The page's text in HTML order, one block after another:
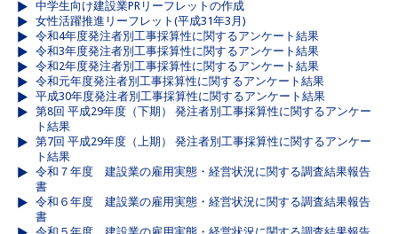
中学生向け建設業PRリーフレットの作成
女性活躍推進リーフレット(平成31年3月)
令和4年度発注者別工事採算性に関するアンケート結果
令和3年度発注者別工事採算性に関するアンケート結果
令和2年度発注者別工事採算性に関するアンケート結果
令和元年度発注者別工事採算性に関するアンケート結果
平成30年度発注者別工事採算性に関するアンケート結果
第8回 平成29年度（下期） 発注者別工事採算性に関するアンケー
ト結果
第7回 平成29年度（上期） 発注者別工事採算性に関するアンケー
ト結果
令和７年度 建設業の雇用実態・経営状況に関する調査結果報告
書
令和６年度 建設業の雇用実態・経営状況に関する調査結果報告
書